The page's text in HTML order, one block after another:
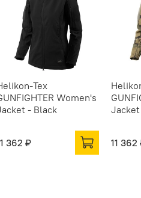
Tex
Women's
- Black
362 ₽ 11 362